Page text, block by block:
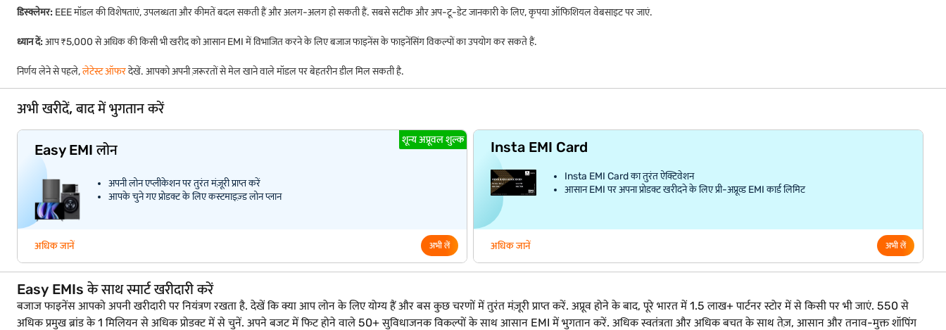
डिस्क्लेमर: EEE मॉडल की विशेषताएं, उपलब्धता और कीमतें बदल सकती हैं और अलग-अलग हो सकती हैं. सबसे सटीक और अप-टू-डेट जानकारी के लिए, कृपया ऑफिशियल वेबसाइट पर जाएं.
ध्यान दें:आप ₹5,000 से अधिक की किसी भी खरीद को आसान EMI में विभाजित करने के लिए बजाज फाइनेंस के फाइनेंसिंग विकल्पों का उपयोग कर सकते हैं.
निर्णय लेने से पहले,लेटेस्ट ऑफरदेखें. आपको अपनी ज़रूरतों से मेल खाने वाले मॉडल पर बेहतरीन डील मिल सकती है.
अभी खरीदें, बाद में भुगतान करें
शून्य अप्रूवल शुल्क
Easy EMI लोन
अपनी लोन एप्लीकेशन पर तुरंत मंज़ूरी प्राप्त करें
आपके चुने गए प्रोडक्ट के लिए कस्टमाइज़्ड लोन प्लान
अधिक जानें अभी लें
Insta EMI Card
Insta EMI Card का तुरंत ऐक्टिवेशन
आसान EMI पर अपना प्रोडक्ट खरीदने के लिए प्री-अप्रूव्ड EMI कार्ड लिमिट
अधिक जानें अभी लें
Easy EMIs के साथ स्मार्ट खरीदारी करें
बजाज फाइनेंस आपको अपनी खरीदारी पर नियंत्रण रखता है. देखें कि क्या आप लोन के लिए योग्य हैं और बस कुछ चरणों में तुरंत मंज़ूरी प्राप्त करें. अप्रूव होने के बाद, पूरे भारत में 1.5 लाख+ पार्टनर स्टोर में से किसी पर भी जाएं. 550 से
अधिक प्रमुख ब्रांड के 1 मिलियन से अधिक प्रोडक्ट में से चुनें. अपने बजट में फिट होने वाले 50+ सुविधाजनक विकल्पों के साथ आसान EMI में भुगतान करें. अधिक स्वतंत्रता और अधिक बचत के साथ तेज़, आसान और तनाव-मुक्त शॉपिंग